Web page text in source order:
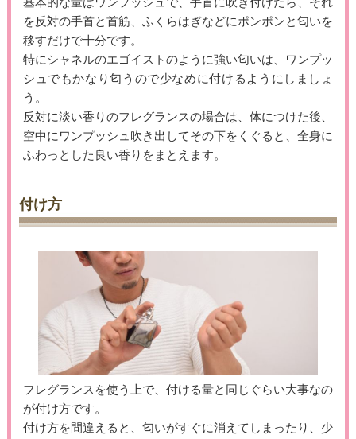
を反対の手首と首筋、ふくらはぎなどにポンポンと匂いを
移すだけで十分です。
特にシャネルのエゴイストのように強い匂いは、ワンプッ
シュでもかなり匂うので少なめに付けるようにしましょ
う。
反対に淡い香りのフレグランスの場合は、体につけた後、
空中にワンプッシュ吹き出してその下をくぐると、全身に
ふわっとした良い香りをまとえます。
付け方
フレグランスを使う上で、付ける量と同じぐらい大事なの
が付け方です。
付け方を間違えると、匂いがすぐに消えてしまったり、少